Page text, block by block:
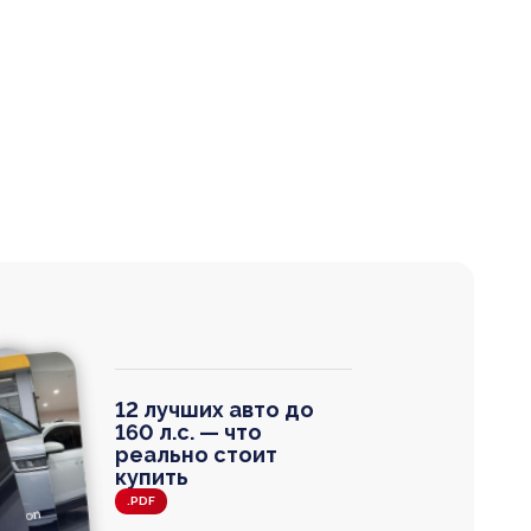
12 лучших авто до
160 л.с. — что
реально стоит
купить
.PDF